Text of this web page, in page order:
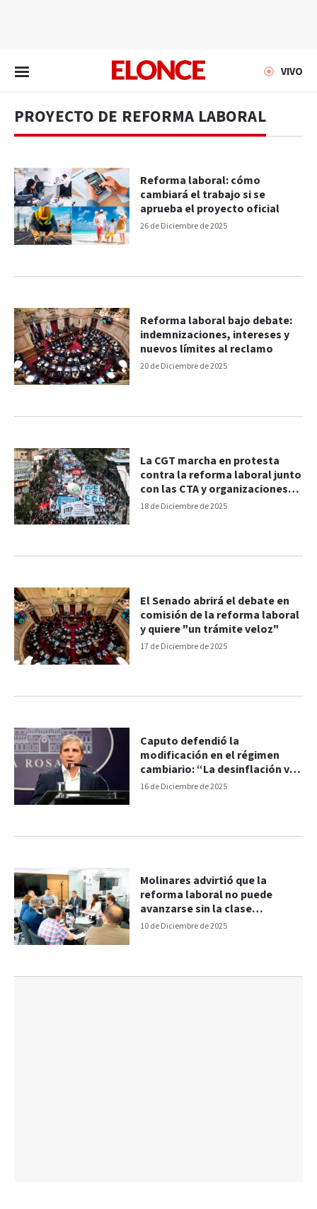
VIVO
PROYECTO DE REFORMA LABORAL
26 de Diciembre de 2025
Reforma laboral: cómo
cambiará el trabajo si se
aprueba el proyecto oficial
20 de Diciembre de 2025
Reforma laboral bajo debate:
indemnizaciones, intereses y
nuevos límites al reclamo
18 de Diciembre de 2025
La CGT marcha en protesta
contra la reforma laboral junto
con las CTA y organizaciones
sociales
17 de Diciembre de 2025
El Senado abrirá el debate en
comisión de la reforma laboral
y quiere "un trámite veloz"
16 de Diciembre de 2025
Caputo defendió la
modificación en el régimen
cambiario: “La desinflación va
a continuar”
10 de Diciembre de 2025
Molinares advirtió que la
reforma laboral no puede
avanzarse sin la clase
trabajadora